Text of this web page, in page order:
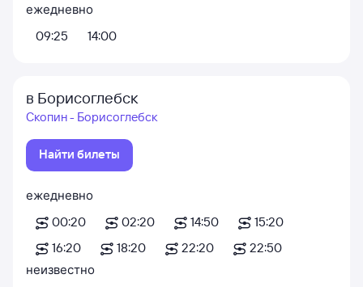
ежедневно
09:25
14:00
в Борисоглебск
Скопин - Борисоглебск
Найти билеты
ежедневно
00:20
02:20 14:50
15:20
16:20
18:20 22:20
22:50
неизвестно